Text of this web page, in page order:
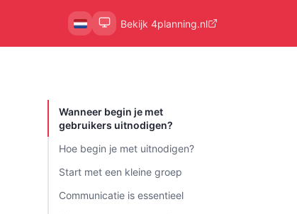
Bekijk 4planning.nl
Wanneer begin je met
gebruikers uitnodigen?
Hoe begin je met uitnodigen?
Start met een kleine groep
Communicatie is essentieel